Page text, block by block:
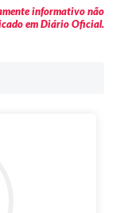
informativo não
em Diário Oficial.